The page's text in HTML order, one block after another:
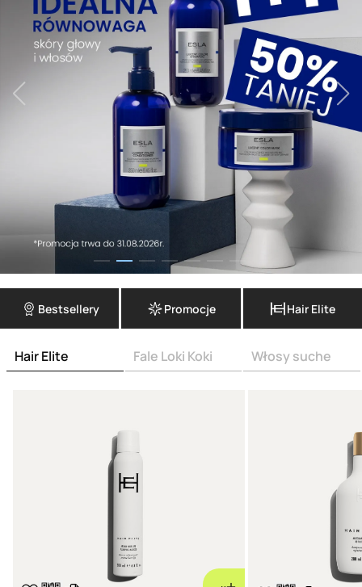
Bestsellery Promocje Hair Elite
Hair Elite Fale Loki Koki Włosy suche